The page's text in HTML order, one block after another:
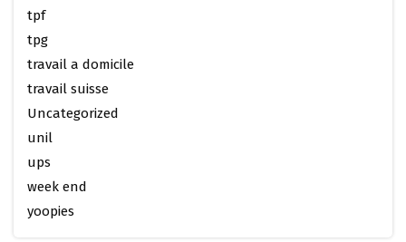
tpf
tpg
travail a domicile
travail suisse
Uncategorized
unil
ups
week end
yoopies